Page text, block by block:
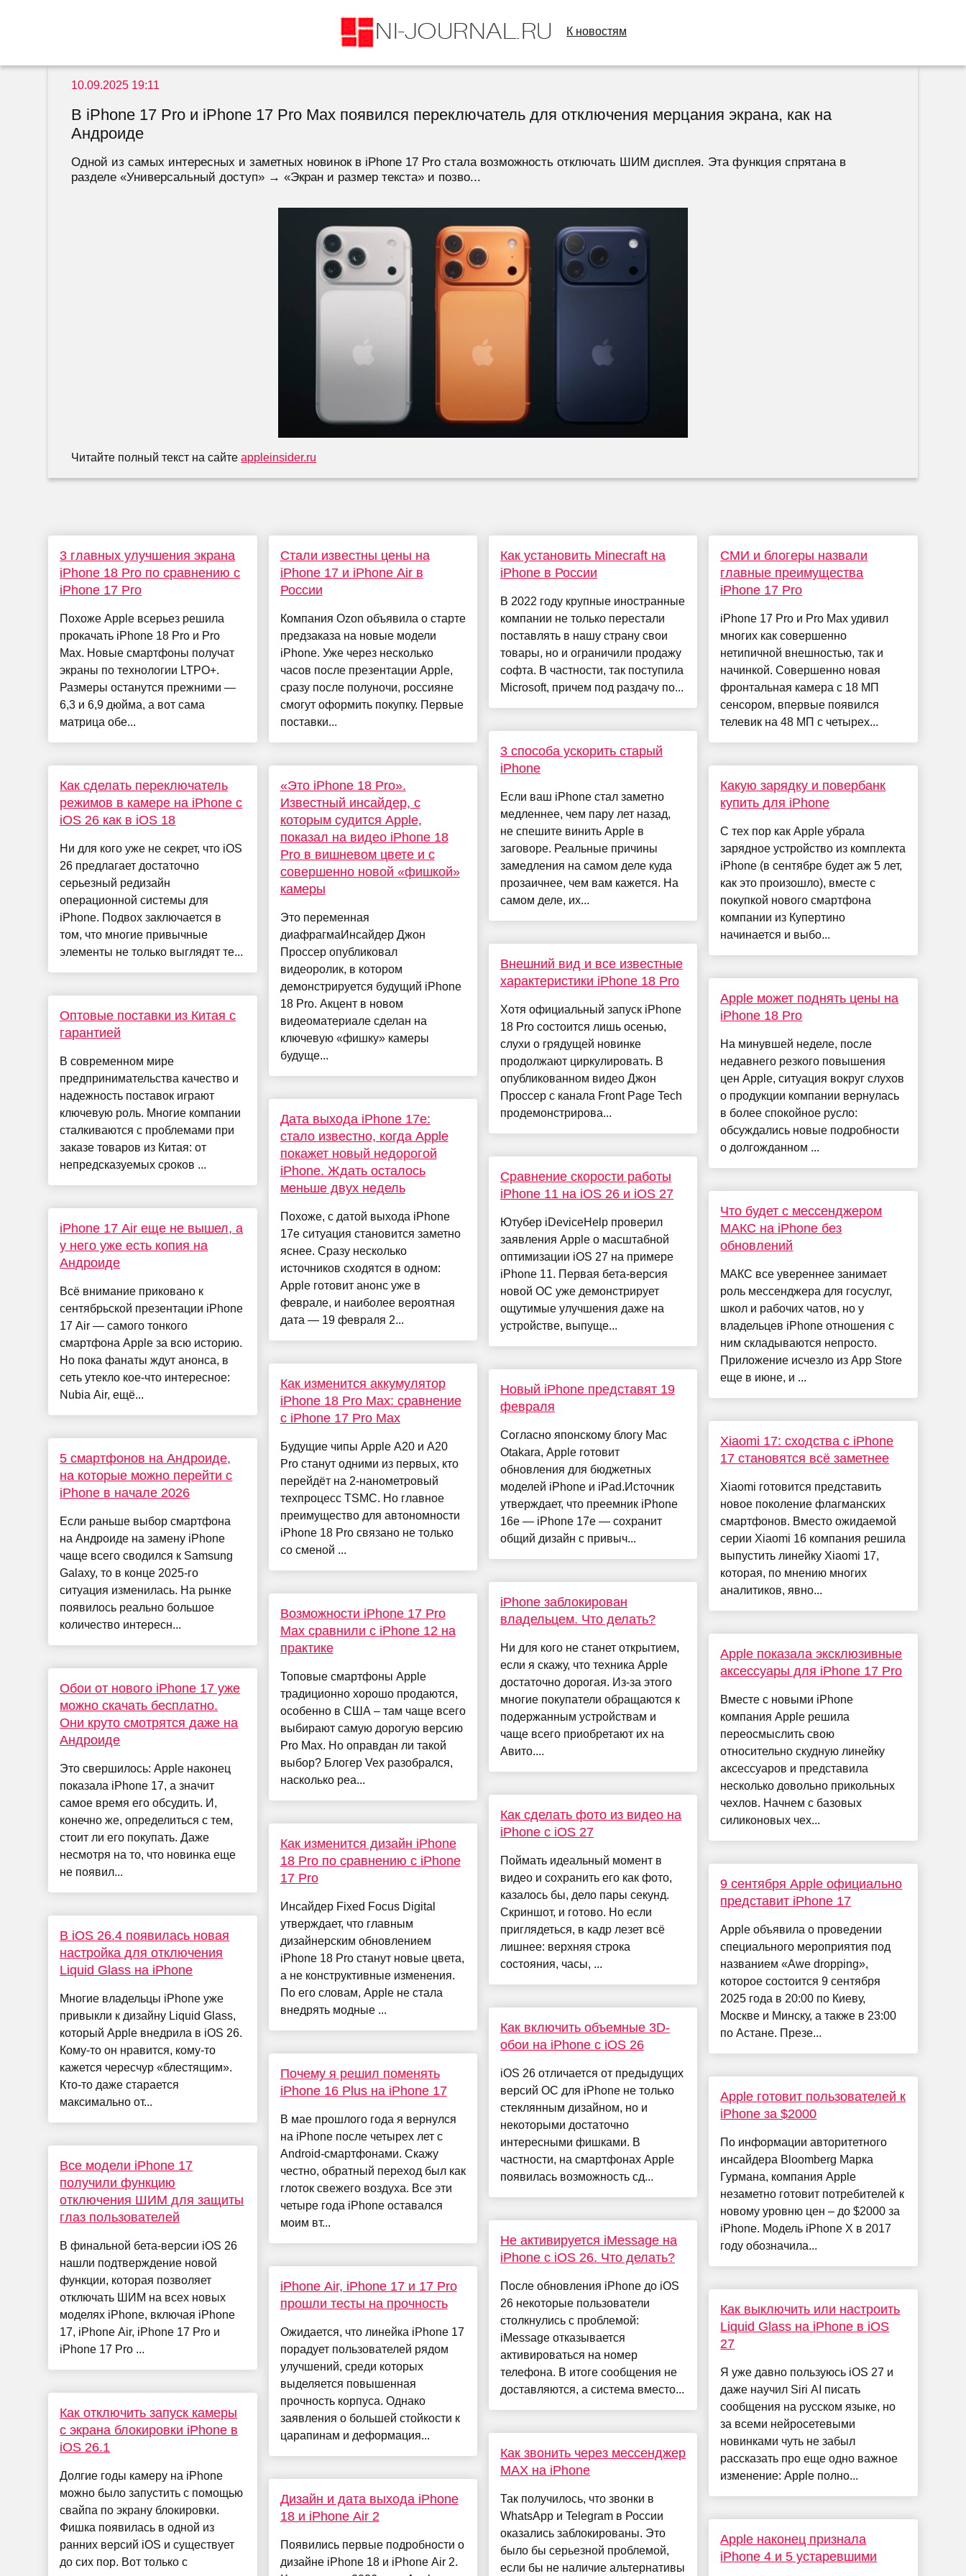
К новостям
10.09.2025 19:11
В iPhone 17 Pro и iPhone 17 Pro Max появился переключатель для отключения мерцания экрана, как на
Андроиде
Одной из самых интересных и заметных новинок в iPhone 17 Pro стала возможность отключать ШИМ дисплея. Эта функция спрятана в
разделе «Универсальный доступ» → «Экран и размер текста» и позво...
Читайте полный текст на сайтеappleinsider.ru
3 главных улучшения экрана
iPhone 18 Pro по сравнению с
iPhone 17 Pro
Похоже Apple всерьез решила
прокачать iPhone 18 Pro и Pro
Max. Новые смартфоны получат
экраны по технологии LTPO+.
Размеры останутся прежними —
6,3 и 6,9 дюйма, а вот сама
матрица обе...
Как сделать переключатель
режимов в камере на iPhone с
iOS 26 как в iOS 18
Ни для кого уже не секрет, что iOS
26 предлагает достаточно
серьезный редизайн
операционной системы для
iPhone. Подвох заключается в
том, что многие привычные
элементы не только выглядят те...
Оптовые поставки из Китая с
гарантией
В современном мире
предпринимательства качество и
надежность поставок играют
ключевую роль. Многие компании
сталкиваются с проблемами при
заказе товаров из Китая: от
непредсказуемых сроков ...
iPhone 17 Air еще не вышел, а
у него уже есть копия на
Андроиде
Всё внимание приковано к
сентябрьской презентации iPhone
17 Air — самого тонкого
смартфона Apple за всю историю.
Но пока фанаты ждут анонса, в
сеть утекло кое-что интересное:
Nubia Air, ещё...
5 смартфонов на Андроиде,
на которые можно перейти с
iPhone в начале 2026
Если раньше выбор смартфона
на Андроиде на замену iPhone
чаще всего сводился к Samsung
Galaxy, то в конце 2025-го
ситуация изменилась. На рынке
появилось реально большое
количество интересн...
Обои от нового iPhone 17 уже
можно скачать бесплатно.
Они круто смотрятся даже на
Андроиде
Это свершилось: Apple наконец
показала iPhone 17, а значит
самое время его обсудить. И,
конечно же, определиться с тем,
стоит ли его покупать. Даже
несмотря на то, что новинка еще
не появил...
В iOS 26.4 появилась новая
настройка для отключения
Liquid Glass на iPhone
Многие владельцы iPhone уже
привыкли к дизайну Liquid Glass,
который Apple внедрила в iOS 26.
Кому-то он нравится, кому-то
кажется чересчур «блестящим».
Кто-то даже старается
максимально от...
Все модели iPhone 17
получили функцию
отключения ШИМ для защиты
глаз пользователей
В финальной бета-версии iOS 26
нашли подтверждение новой
функции, которая позволяет
отключать ШИМ на всех новых
моделях iPhone, включая iPhone
17, iPhone Air, iPhone 17 Pro и
iPhone 17 Pro ...
Как отключить запуск камеры
с экрана блокировки iPhone в
iOS 26.1
Долгие годы камеру на iPhone
можно было запустить с помощью
свайпа по экрану блокировки.
Фишка появилась в одной из
ранних версий iOS и существует
до сих пор. Вот только с
Стали известны цены на
iPhone 17 и iPhone Air в
России
Компания Ozon объявила о старте
предзаказа на новые модели
iPhone. Уже через несколько
часов после презентации Apple,
сразу после полуночи, россияне
смогут оформить покупку. Первые
поставки...
«Это iPhone 18 Pro».
Известный инсайдер, с
которым судится Apple,
показал на видео iPhone 18
Pro в вишневом цвете и с
совершенно новой «фишкой»
камеры
Это переменная
диафрагмаИнсайдер Джон
Проссер опубликовал
видеоролик, в котором
демонстрируется будущий iPhone
18 Pro. Акцент в новом
видеоматериале сделан на
ключевую «фишку» камеры
будуще...
Дата выхода iPhone 17e:
стало известно, когда Apple
покажет новый недорогой
iPhone. Ждать осталось
меньше двух недель
Похоже, с датой выхода iPhone
17e ситуация становится заметно
яснее. Сразу несколько
источников сходятся в одном:
Apple готовит анонс уже в
феврале, и наиболее вероятная
дата — 19 февраля 2...
Как изменится аккумулятор
iPhone 18 Pro Max: сравнение
с iPhone 17 Pro Max
Будущие чипы Apple A20 и A20
Pro станут одними из первых, кто
перейдёт на 2-нанометровый
техпроцесс TSMC. Но главное
преимущество для автономности
iPhone 18 Pro связано не только
со сменой ...
Возможности iPhone 17 Pro
Max сравнили с iPhone 12 на
практике
Топовые смартфоны Apple
традиционно хорошо продаются,
особенно в США – там чаще всего
выбирают самую дорогую версию
Pro Max. Но оправдан ли такой
выбор? Блогер Vex разобрался,
насколько реа...
Как изменится дизайн iPhone
18 Pro по сравнению с iPhone
17 Pro
Инсайдер Fixed Focus Digital
утверждает, что главным
дизайнерским обновлением
iPhone 18 Pro станут новые цвета,
а не конструктивные изменения.
По его словам, Apple не стала
внедрять модные ...
Почему я решил поменять
iPhone 16 Plus на iPhone 17
В мае прошлого года я вернулся
на iPhone после четырех лет с
Android-смартфонами. Скажу
честно, обратный переход был как
глоток свежего воздуха. Все эти
четыре года iPhone оставался
моим вт...
iPhone Air, iPhone 17 и 17 Pro
прошли тесты на прочность
Ожидается, что линейка iPhone 17
порадует пользователей рядом
улучшений, среди которых
выделяется повышенная
прочность корпуса. Однако
заявления о большей стойкости к
царапинам и деформация...
Дизайн и дата выхода iPhone
18 и iPhone Air 2
Появились первые подробности о
дизайне iPhone 18 и iPhone Air 2.
Как установить Minecraft на
iPhone в России
В 2022 году крупные иностранные
компании не только перестали
поставлять в нашу страну свои
товары, но и ограничили продажу
софта. В частности, так поступила
Microsoft, причем под раздачу по...
3 способа ускорить старый
iPhone
Если ваш iPhone стал заметно
медленнее, чем пару лет назад,
не спешите винить Apple в
заговоре. Реальные причины
замедления на самом деле куда
прозаичнее, чем вам кажется. На
самом деле, их...
Внешний вид и все известные
характеристики iPhone 18 Pro
Хотя официальный запуск iPhone
18 Pro состоится лишь осенью,
слухи о грядущей новинке
продолжают циркулировать. В
опубликованном видео Джон
Проссер с канала Front Page Tech
продемонстрирова...
Сравнение скорости работы
iPhone 11 на iOS 26 и iOS 27
Ютубер iDeviceHelp проверил
заявления Apple о масштабной
оптимизации iOS 27 на примере
iPhone 11. Первая бета-версия
новой ОС уже демонстрирует
ощутимые улучшения даже на
устройстве, выпуще...
Новый iPhone представят 19
февраля
Согласно японскому блогу Mac
Otakara, Apple готовит
обновления для бюджетных
моделей iPhone и iPad.Источник
утверждает, что преемник iPhone
16e — iPhone 17e — сохранит
общий дизайн с привыч...
iPhone заблокирован
владельцем. Что делать?
Ни для кого не станет открытием,
если я скажу, что техника Apple
достаточно дорогая. Из-за этого
многие покупатели обращаются к
подержанным устройствам и
чаще всего приобретают их на
Авито....
Как сделать фото из видео на
iPhone с iOS 27
Поймать идеальный момент в
видео и сохранить его как фото,
казалось бы, дело пары секунд.
Скриншот, и готово. Но если
приглядеться, в кадр лезет всё
лишнее: верхняя строка
состояния, часы, ...
Как включить объемные 3D-
обои на iPhone с iOS 26
iOS 26 отличается от предыдущих
версий ОС для iPhone не только
стеклянным дизайном, но и
некоторыми достаточно
интересными фишками. В
частности, на смартфонах Apple
появилась возможность сд...
Не активируется iMessage на
iPhone с iOS 26. Что делать?
После обновления iPhone до iOS
26 некоторые пользователи
столкнулись с проблемой:
iMessage отказывается
активироваться на номер
телефона. В итоге сообщения не
доставляются, а система вместо...
Как звонить через мессенджер
MAX на iPhone
Так получилось, что звонки в
WhatsApp и Telegram в России
оказались заблокированы. Это
было бы серьезной проблемой,
если бы не наличие альтернативы
СМИ и блогеры назвали
главные преимущества
iPhone 17 Pro
iPhone 17 Pro и Pro Max удивил
многих как совершенно
нетипичной внешностью, так и
начинкой. Совершенно новая
фронтальная камера с 18 МП
сенсором, впервые появился
телевик на 48 МП с четырех...
Какую зарядку и повербанк
купить для iPhone
С тех пор как Apple убрала
зарядное устройство из комплекта
iPhone (в сентябре будет аж 5 лет,
как это произошло), вместе с
покупкой нового смартфона
компании из Купертино
начинается и выбо...
Apple может поднять цены на
iPhone 18 Pro
На минувшей неделе, после
недавнего резкого повышения
цен Apple, ситуация вокруг слухов
о продукции компании вернулась
в более спокойное русло:
обсуждались новые подробности
о долгожданном ...
Что будет с мессенджером
МАКС на iPhone без
обновлений
МАКС все увереннее занимает
роль мессенджера для госуслуг,
школ и рабочих чатов, но у
владельцев iPhone отношения с
ним складываются непросто.
Приложение исчезло из App Store
еще в июне, и ...
Xiaomi 17: сходства с iPhone
17 становятся всё заметнее
Xiaomi готовится представить
новое поколение флагманских
смартфонов. Вместо ожидаемой
серии Xiaomi 16 компания решила
выпустить линейку Xiaomi 17,
которая, по мнению многих
аналитиков, явно...
Apple показала эксклюзивные
аксессуары для iPhone 17 Pro
Вместе с новыми iPhone
компания Apple решила
переосмыслить свою
относительно скудную линейку
аксессуаров и представила
несколько довольно прикольных
чехлов. Начнем с базовых
силиконовых чех...
9 сентября Apple официально
представит iPhone 17
Apple объявила о проведении
специального мероприятия под
названием «Awe dropping»,
которое состоится 9 сентября
2025 года в 20:00 по Киеву,
Москве и Минску, а также в 23:00
по Астане. Презе...
Apple готовит пользователей к
iPhone за $2000
По информации авторитетного
инсайдера Bloomberg Марка
Гурмана, компания Apple
незаметно готовит потребителей к
новому уровню цен – до $2000 за
iPhone. Модель iPhone X в 2017
году обозначила...
Как выключить или настроить
Liquid Glass на iPhone в iOS
27
Я уже давно пользуюсь iOS 27 и
даже научил Siri AI писать
сообщения на русском языке, но
за всеми нейросетевыми
новинками чуть не забыл
рассказать про еще одно важное
изменение: Apple полно...
Apple наконец признала
iPhone 4 и 5 устаревшими